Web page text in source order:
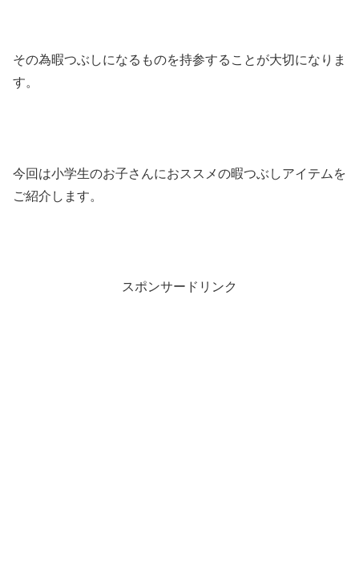
その為暇つぶしになるものを持参することが大切になりま
す。
今回は小学生のお子さんにおススメの暇つぶしアイテムを
ご紹介します。
スポンサードリンク